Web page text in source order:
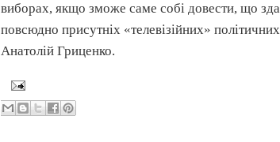
виборах, якщо зможе саме собі довести, що
повсюдно присутніх «телевізійних»
АнатолійГриценко.